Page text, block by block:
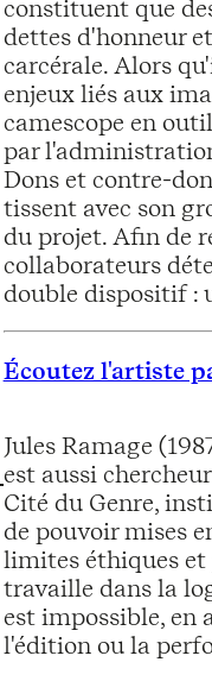
constituent que
dettes d'honneur
carcérale. Alors
enjeux liés aux
camescope en
par
Dons et contre-
tissent avec son
du projet. Afin de
collaborateurs
double dispositif :
Écoutez l'artiste
Jules Ramage
est aussi
Cité du Genre,
de pouvoir mises
limites éthiques et
travaille dans la
est impossible, en
l'édition ou la